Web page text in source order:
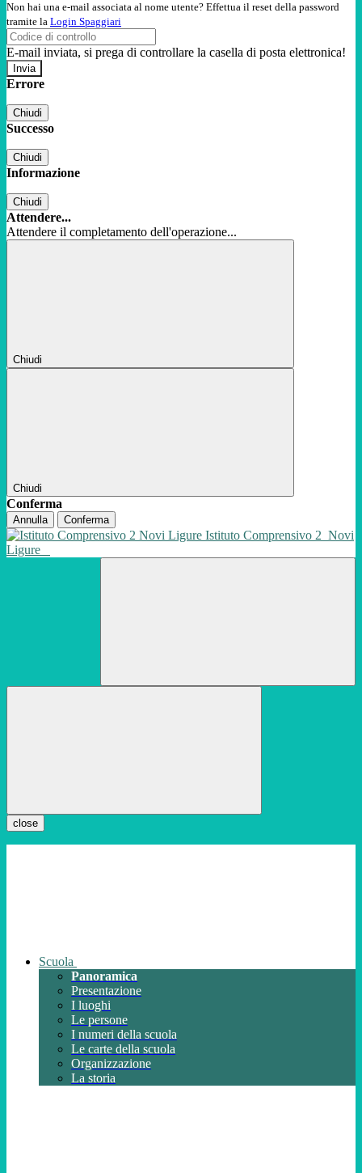
Non hai una e-mail associata al nome utente? Effettua il reset della password
tramite la Login Spaggiari
E-mail inviata, si prega di controllare la casella di posta elettronica!
Errore
Chiudi
Successo
Chiudi
Informazione
Chiudi
Attendere...
Attendere il completamento dell'operazione...
Chiudi
Chiudi
Conferma
Annulla Conferma
Istituto Comprensivo 2 Novi
Ligure
close
Scuola
Panoramica
Presentazione
I luoghi
Le persone
I numeri della scuola
Le carte della scuola
Organizzazione
La storia